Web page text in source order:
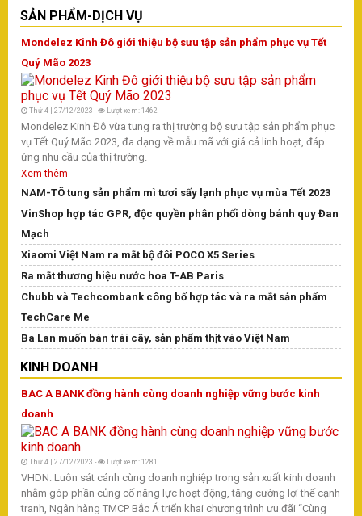
SẢN PHẨM-DỊCH VỤ
Mondelez Kinh Đô giới thiệu bộ sưu tập sản phẩm phục vụ Tết
Quý Mão 2023
Thứ 4 | 27/12/2023 - Lượt xem: 1462
Mondelez Kinh Đô vừa tung ra thị trường bộ sưu tập sản phẩm phục
vụ Tết Quý Mão 2023, đa dạng về mẫu mã với giá cả linh hoạt, đáp
ứng nhu cầu của thị trường.
Xem thêm
NAM-TÔ tung sản phẩm mì tươi sấy lạnh phục vụ mùa Tết 2023
VinShop hợp tác GPR, độc quyền phân phối dòng bánh quy Đan
Mạch
Xiaomi Việt Nam ra mắt bộ đôi POCO X5 Series
Ra mắt thương hiệu nước hoa T-AB Paris
Chubb và Techcombank công bố hợp tác và ra mắt sản phẩm
TechCare Me
Ba Lan muốn bán trái cây, sản phẩm thịt vào Việt Nam
KINH DOANH
BAC A BANK đồng hành cùng doanh nghiệp vững bước kinh
doanh
Thứ 4 | 27/12/2023 - Lượt xem: 1281
VHDN: Luôn sát cánh cùng doanh nghiệp trong sản xuất kinh doanh
nhằm góp phần củng cố năng lực hoạt động, tăng cường lợi thế cạnh
tranh, Ngân hàng TMCP Bắc Á triển khai chương trình ưu đãi “Cùng